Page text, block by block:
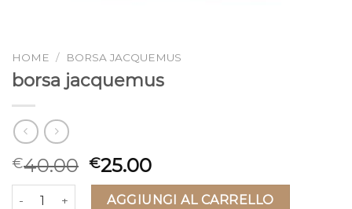
HOME / BORSA JACQUEMUS
borsa jacquemus
€40.00 €25.00
borsa jacquemus quantitàAGGIUNGI AL CARRELLO